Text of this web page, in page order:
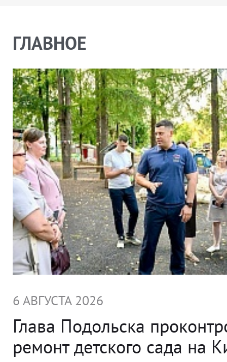
ГЛАВНОЕ
6 АВГУСТА 2026
Глава Подольска
ремонт детского сада на